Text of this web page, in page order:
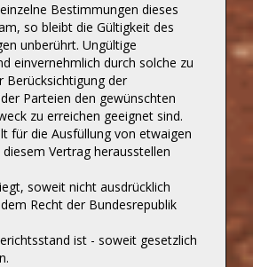
Bestimmungen dieses
so bleibt die Gültigkeit des
unberührt. Ungültige
einvernehmlich durch solche zu
Berücksichtigung der
Parteien den gewünschten
zu erreichen geeignet sind.
für die Ausfüllung von etwaigen
Vertrag herausstellen
soweit nicht ausdrücklich
Recht der Bundesrepublik
ist - soweit gesetzlich